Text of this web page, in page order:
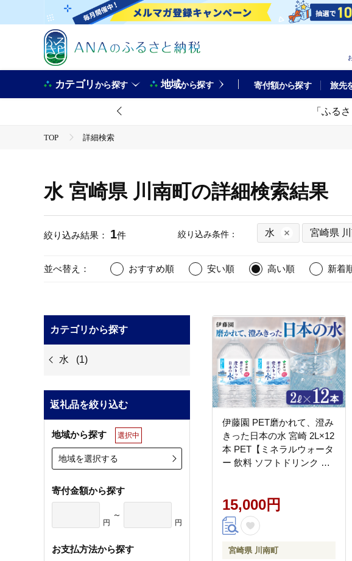
カテゴリから探す 地域から探す 寄付額から探す 旅先
「ふる
TOP 詳細検索
水 宮崎県 川南町の詳細検索結果
絞り込み結果： 1件 絞り込み条件： 水 宮崎県
並べ替え： おすすめ順 安い順 高い順 新着
カテゴリから探す
水 (1)
返礼品を絞り込む
地域から探す 選択中
地域を選択する
寄付金額から探す
円
～
円
お支払方法から探す
伊藤園 PET磨かれて、澄み
きった日本の水 宮崎 2L×12
本 PET【ミネラルウォータ
ー 飲料 ソフトドリンク ペ
15,000円
宮崎県 川南町